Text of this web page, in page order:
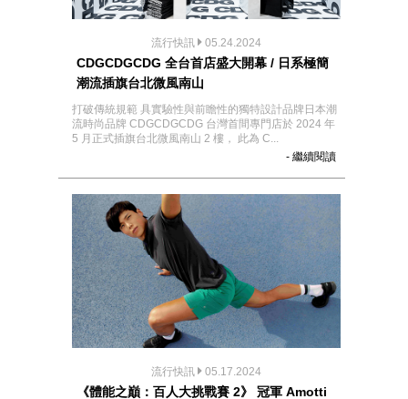
流行快訊 05.24.2024
CDGCDGCDG 全台首店盛大開幕 / 日系極簡
潮流插旗台北微風南山
打破傳統規範 具實驗性與前瞻性的獨特設計品牌日本潮
流時尚品牌 CDGCDGCDG 台灣首間專門店於 2024 年
5 月正式插旗台北微風南山 2 樓， 此為 C...
- 繼續閱讀
流行快訊 05.17.2024
《體能之巔：百人大挑戰賽 2》 冠軍 Amotti